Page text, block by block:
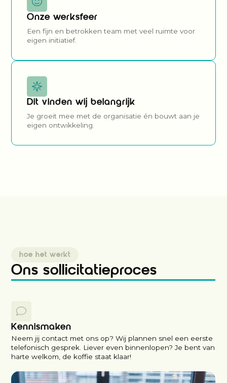
Onze werksfeer
Een fijn en betrokken team met veel ruimte voor
eigen initiatief.
Dit vinden wij belangrijk
Je groeit mee met de organisatie én bouwt aan je
eigen ontwikkeling.
hoe het werkt
Ons sollicitatieproces
Kennismaken
Neem jij contact met ons op? Wij plannen snel een eerste
telefonisch gesprek. Liever even binnenlopen? Je bent van
harte welkom, de koffie staat klaar!